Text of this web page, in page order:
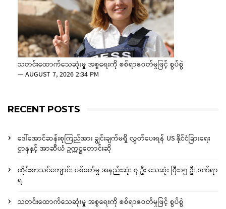
သတင်းထောက်သေဆုံးမှု အစ္စရေးကို စစ်ရာဇဝတ်မှုဖြင့် စွပ်စွဲ
—AUGUST 7, 2026 2:34 PM
RECENT POSTS
ဒေါ်အောင်ဆန်းစုကြည်အား ချွင်းချက်မရှိ လွှတ်ပေးရန် US နိုင်ငံခြားရေး
ဌာနနှင့် အာဆီယံ ဥက္ကဋ္ဌတောင်းဆို
ထိုင်းစာသင်ကျောင်း ပစ်ခတ်မှု အနည်းဆုံး ၇ ဦး သေဆုံး ပြီး၁၅ ဦး ဒဏ်ရာ
ရ
သတင်းထောက်သေဆုံးမှု အစ္စရေးကို စစ်ရာဇဝတ်မှုဖြင့် စွပ်စွဲ